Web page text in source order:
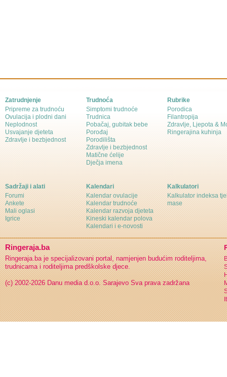
Zatrudnjenje
Pripreme za trudnoću
Ovulacija i plodni dani
Neplodnost
Usvajanje djeteta
Zdravlje i bezbjednost
Trudnoća
Simptomi trudnoće
Trudnica
Pobačaj, gubitak bebe
Porođaj
Porodilišta
Zdravlje i bezbjednost
Matične ćelije
Dječja imena
Rubrike
Porodica
Filantropija
Zdravlje, Ljepota &
Ringerajina kuhinja
Sadržaji i alati
Forumi
Ankete
Mali oglasi
Igrice
Kalendari
Kalendar ovulacije
Kalendar trudnoće
Kalendar razvoja djeteta
Kineski kalendar polova
Kalendari i e-novosti
Kalkulatori
Kalkulator indeksa
mase
Ringeraja.ba
Ringeraja.ba je specijalizovani portal, namjenjen budućim roditeljima,
trudnicama i roditeljima predškolske djece.
(c) 2002-2026 Danu media d.o.o. Sarajevo Sva prava zadržana